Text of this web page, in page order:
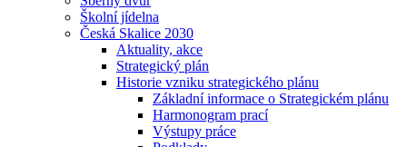
Školní jídelna
Česká Skalice 2030
Aktuality, akce
Strategický plán
Historie vzniku strategického plánu
Základní informace o Strategickém plánu
Harmonogram prací
Výstupy práce